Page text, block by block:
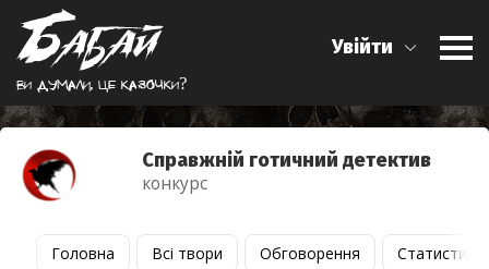
Ви думали, це казочки?
Увійти
Справжній готичний детектив
конкурс
Головна Всі твори Обговорення Статистика